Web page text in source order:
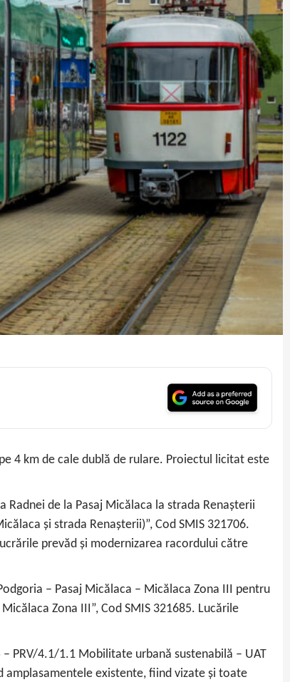
4 km de cale dublă de rulare. Proiectul licitat este
de la Pasaj Micălaca la strada Renașterii
și strada Renașterii)”, Cod SMIS 321706.
prevăd și modernizarea racordului către
– Pasaj Micălaca – Micălaca Zona III pentru
Zona III”, Cod SMIS 321685. Lucările
PRV/4.1/1.1 Mobilitate urbană sustenabilă – UAT
existente, fiind vizate și toate